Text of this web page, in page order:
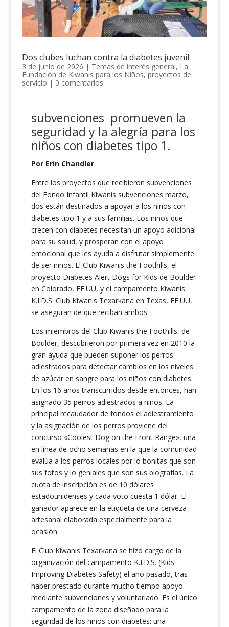
Dos clubes luchan contra la diabetes juvenil
3 de junio de 2026 | Temas de interés general, La
Fundación de Kiwanis para los Niños, proyectos de
servicio | 0 comentarios
subvenciones promueven la
seguridad y la alegría para los
niños con diabetes tipo 1.
Por Erin Chandler
Entre los proyectos que recibieron subvenciones
del Fondo Infantil Kiwanis subvenciones marzo,
dos están destinados a apoyar a los niños con
diabetes tipo 1 y a sus familias. Los niños que
crecen con diabetes necesitan un apoyo adicional
para su salud, y prosperan con el apoyo
emocional que les ayuda a disfrutar simplemente
de ser niños. El Club Kiwanis the Foothills, el
proyecto Diabetes Alert Dogs for Kids de Boulder
en Colorado, EE.UU, y el campamento Kiwanis
K.I.D.S. Club Kiwanis Texarkana en Texas, EE.UU,
se aseguran de que reciban ambos.
Los miembros del Club Kiwanis the Foothills, de
Boulder, descubrieron por primera vez en 2010 la
gran ayuda que pueden suponer los perros
adiestrados para detectar cambios en los niveles
de azúcar en sangre para los niños con diabetes.
En los 16 años transcurridos desde entonces, han
asignado 35 perros adiestrados a niños. La
principal recaudador de fondos el adiestramiento
y la asignación de los perros proviene del
concurso «Coolest Dog on the Front Range», una
en línea de ocho semanas en la que la comunidad
evalúa a los perros locales por lo bonitas que son
sus fotos y lo geniales que son sus biografías. La
cuota de inscripción es de 10 dólares
estadounidenses y cada voto cuesta 1 dólar. El
ganador aparece en la etiqueta de una cerveza
artesanal elaborada especialmente para la
ocasión.
El Club Kiwanis Texarkana se hizo cargo de la
organización del campamento K.I.D.S. (Kids
Improving Diabetes Safety) el año pasado, tras
haber prestado durante mucho tiempo apoyo
mediante subvenciones y voluntariado. Es el único
campamento de la zona diseñado para la
seguridad de los niños con diabetes: una